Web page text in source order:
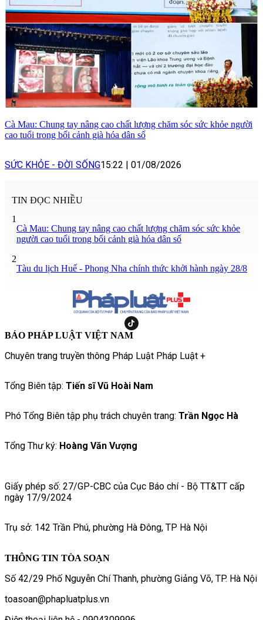
Cà Mau: Chung tay nâng cao chất lượng chăm sóc sức khỏe người
cao tuổi trong bối cảnh già hóa dân số
SỨC KHỎE - ĐỜI SỐNG15:22 | 01/08/2026
TIN ĐỌC NHIỀU
1
Cà Mau: Chung tay nâng cao chất lượng chăm sóc sức khỏe
người cao tuổi trong bối cảnh già hóa dân số
2
Tàu du lịch Huế - Phong Nha chính thức khởi hành ngày 28/8
BÁO PHÁP LUẬT VIỆT NAM
Chuyên trang truyền thông Pháp Luật Pháp Luật +
Tổng Biên tập: Tiến sĩ Vũ Hoài Nam
Phó Tổng Biên tập phụ trách chuyên trang: Trần Ngọc Hà
Tổng Thư ký: Hoàng Văn Vượng
Giấy phép số: 27/GP-CBC của Cục Báo chí - Bộ TT&TT cấp
ngày 17/9/2024
Trụ sở: 142 Trần Phú, phường Hà Đông, TP Hà Nội
THÔNG TIN TÒA SOẠN
Số 42/29 Phố Nguyễn Chí Thanh, phường Giảng Võ, TP. Hà Nội
toasoan@phapluatplus.vn